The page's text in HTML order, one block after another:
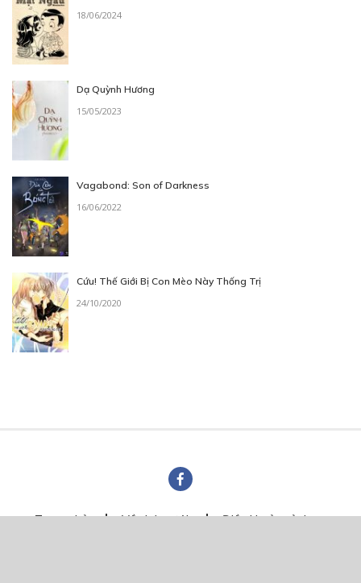
18/06/2024
Dạ Quỳnh Hương
15/05/2023
Vagabond: Son of Darkness
16/06/2022
Cứu! Thế Giới Bị Con Mèo Này Thống Trị
24/10/2020
Trang chủ Về chúng tôi
Điều khoản sử dụng